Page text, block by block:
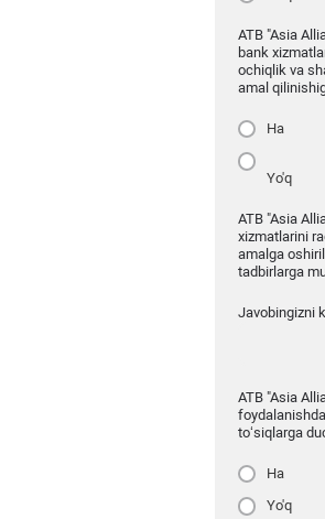
ATB "Asia
bank
ochiqlik va
amal
Ha
Yo'q
ATB "Asia
xizmatlarini
amalga
tadbirlarga
Javobingizni
ATB "Asia
to‘siqlarga
Ha
Yo'q